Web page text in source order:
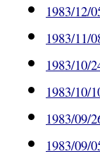
1983/12/
1983/11/
1983/10/
1983/10/
1983/09/
1983/09/